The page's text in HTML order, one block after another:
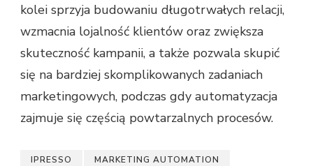
kolei sprzyja budowaniu długotrwałych relacji,
wzmacnia lojalność klientów oraz zwiększa
skuteczność kampanii, a także pozwala skupić
się na bardziej skomplikowanych zadaniach
marketingowych, podczas gdy automatyzacja
zajmuje się częścią powtarzalnych procesów.
IPRESSO MARKETING AUTOMATION